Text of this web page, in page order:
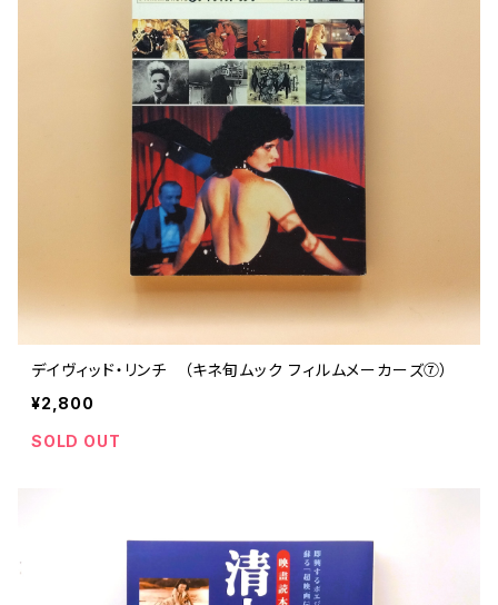
デイヴィッド・リンチ （キネ旬ムック フィルムメーカーズ⑦）
¥2,800
SOLD OUT